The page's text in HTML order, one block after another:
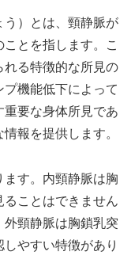
う）とは、頸静脈が
とを指します。こ
れる特徴的な所見の
機能低下によって
要な身体所見であ
報を提供します。
す。内頸静脈は胸
ことはできません
頸静脈は胸鎖乳突
やすい特徴があり